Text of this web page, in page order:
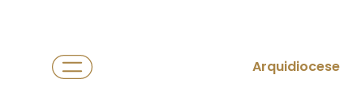
Arquidiocese